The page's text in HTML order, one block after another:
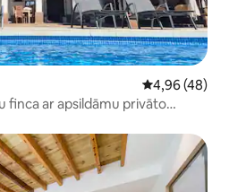
Vidējais
4,96 (48)
finca ar apsildāmu privāto